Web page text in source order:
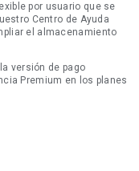
por usuario que se
Centro de Ayuda
el almacenamiento
versión de pago
Premium en los planes